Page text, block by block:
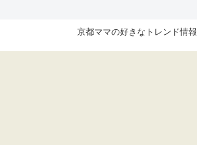
京都ママの好きなトレンド情報